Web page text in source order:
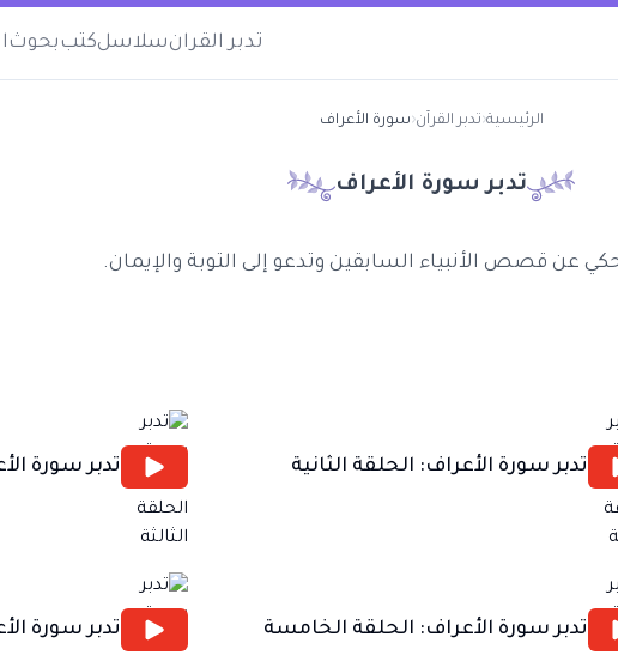
تدبر القرانسلاسلكتب بحوث
الرئيسية‹تدبر القرآن‹سورة الأعراف
تدبر سورة الأعراف
عن قصص الأنبياء السابقين وتدعو إلى التوبة والإيمان.
تدبر سورة الأعراف: الحلقة الثانية تدبر سورة
تدبر سورة الأعراف: الحلقة الخامسة تدبر سورة